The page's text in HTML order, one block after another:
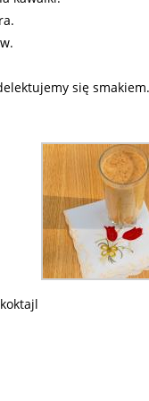
się smakiem.
koktajl